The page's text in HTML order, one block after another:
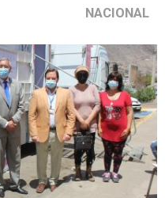
NACIONAL